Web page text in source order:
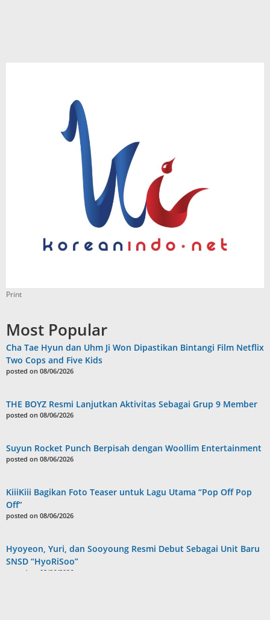
Print
Most Popular
Cha Tae Hyun dan Uhm Ji Won Dipastikan Bintangi Film Netflix
Two Cops and Five Kids
posted on 08/06/2026
THE BOYZ Resmi Lanjutkan Aktivitas Sebagai Grup 9 Member
posted on 08/06/2026
Suyun Rocket Punch Berpisah dengan Woollim Entertainment
posted on 08/06/2026
KiiiKiii Bagikan Foto Teaser untuk Lagu Utama “Pop Off Pop
Off”
posted on 08/06/2026
Hyoyeon, Yuri, dan Sooyoung Resmi Debut Sebagai Unit Baru
SNSD “HyoRiSoo”
posted on 08/06/2026